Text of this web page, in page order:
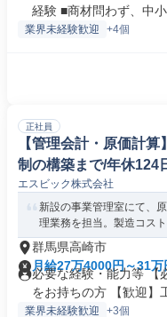
経験 ■商材問わず、中小
業界未経験歓迎 +4個
正社員
【管理会計・原価計
制の構築まで/年休124
エスビック株式会社
新設の事業管理室にて、
理業務を担当。製造コス
群馬県高崎市
月給27万4000円～31万
必要な経験・能力等 【
をお持ちの方 【歓迎】
業界未経験歓迎 +3個